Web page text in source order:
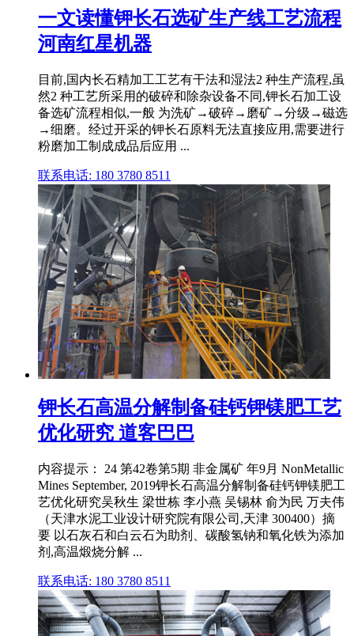
一文读懂钾长石选矿生产线工艺流程
河南红星机器
目前,国内长石精加工工艺有干法和湿法2 种生产流程,虽
然2 种工艺所采用的破碎和除杂设备不同,钾长石加工设
备选矿流程相似,一般 为洗矿→破碎→磨矿→分级→磁选
→细磨。经过开采的钾长石原料无法直接应用,需要进行
粉磨加工制成成品后应用 ...
联系电话: 180 3780 8511
钾长石高温分解制备硅钙钾镁肥工艺
优化研究 道客巴巴
内容提示： 24 第42卷第5期 非金属矿 年9月 NonMetallic
Mines September, 2019钾长石高温分解制备硅钙钾镁肥工
艺优化研究吴秋生 梁世栋 李小燕 吴锡林 俞为民 万夫伟
（天津水泥工业设计研究院有限公司,天津 300400）摘
要 以石灰石和白云石为助剂、碳酸氢钠和氧化铁为添加
剂,高温煅烧分解 ...
联系电话: 180 3780 8511